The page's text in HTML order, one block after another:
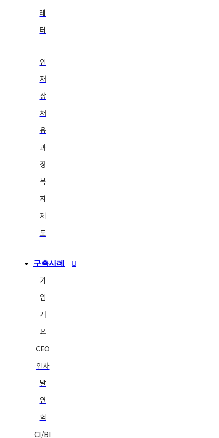
레
터
인
재
상
채
용
과
정
복
지
제
도
구축사례
기
업
개
요
CEO
인사
말
연
혁
CI/BI